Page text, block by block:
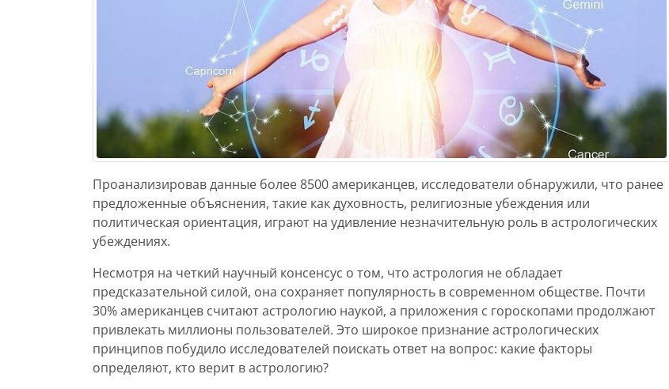
Проанализировав данные более 8500 американцев, исследователи обнаружили, что ранее
предложенные объяснения, такие как духовность, религиозные убеждения или
политическая ориентация, играют на удивление незначительную роль в астрологических
убеждениях.
Несмотря на четкий научный консенсус о том, что астрология не обладает
предсказательной силой, она сохраняет популярность в современном обществе. Почти
30% американцев считают астрологию наукой, а приложения с гороскопами продолжают
привлекать миллионы пользователей. Это широкое признание астрологических
принципов побудило исследователей поискать ответ на вопрос: какие факторы
определяют, кто верит в астрологию?